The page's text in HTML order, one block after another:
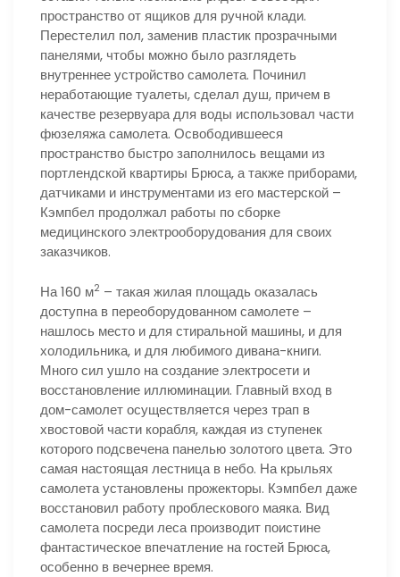
пространство от ящиков для ручной клади.
Перестелил пол, заменив пластик прозрачными
панелями, чтобы можно было разглядеть
внутреннее устройство самолета. Починил
неработающие туалеты, сделал душ, причем в
качестве резервуара для воды использовал части
фюзеляжа самолета. Освободившееся
пространство быстро заполнилось вещами из
портлендской квартиры Брюса, а также приборами,
датчиками и инструментами из его мастерской –
Кэмпбел продолжал работы по сборке
медицинского электрооборудования для своих
заказчиков.
На 160 м2 – такая жилая площадь оказалась
доступна в переоборудованном самолете –
нашлось место и для стиральной машины, и для
холодильника, и для любимого дивана-книги.
Много сил ушло на создание электросети и
восстановление иллюминации. Главный вход в
дом-самолет осуществляется через трап в
хвостовой части корабля, каждая из ступенек
которого подсвечена панелью золотого цвета. Это
самая настоящая лестница в небо. На крыльях
самолета установлены прожекторы. Кэмпбел даже
восстановил работу проблескового маяка. Вид
самолета посреди леса производит поистине
фантастическое впечатление на гостей Брюса,
особенно в вечернее время.